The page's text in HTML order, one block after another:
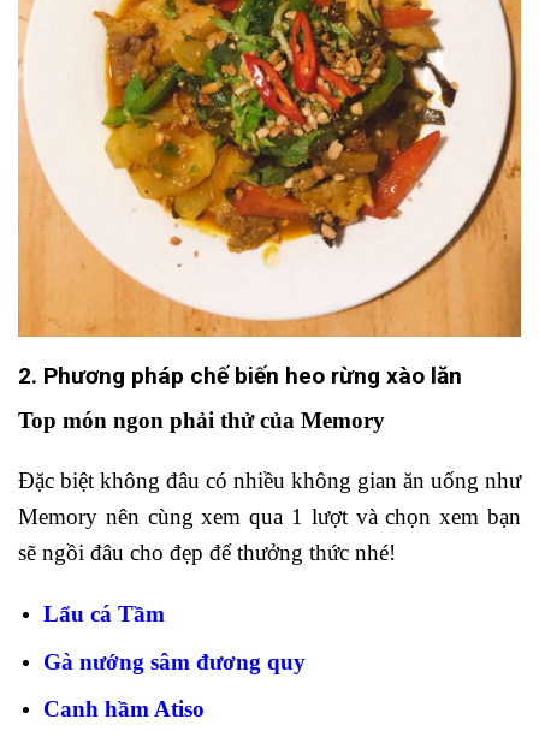
2. Phương pháp chế biến heo rừng xào lăn
Top món ngon phải thử của Memory
Đặc biệt không đâu có nhiều không gian ăn uống như
Memory nên cùng xem qua 1 lượt và chọn xem bạn
sẽ ngồi đâu cho đẹp để thưởng thức nhé!
Lẩu cá Tầm
Gà nướng sâm đương quy
Canh hầm Atiso